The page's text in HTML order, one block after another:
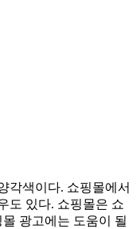
각색이다. 쇼핑몰에서
도 있다. 쇼핑몰은 쇼
광고에는 도움이 될